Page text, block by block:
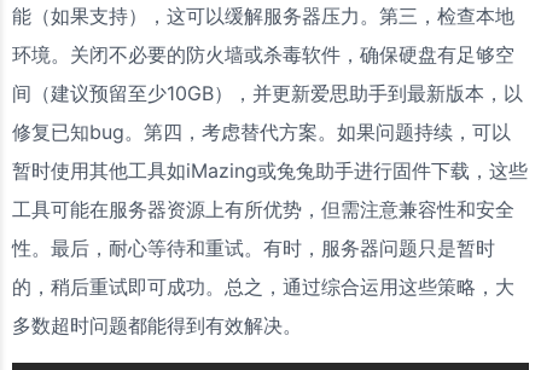
能（如果支持），这可以缓解服务器压力。第三，检查本地
环境。关闭不必要的防火墙或杀毒软件，确保硬盘有足够空
间（建议预留至少10GB），并更新爱思助手到最新版本，以
修复已知bug。第四，考虑替代方案。如果问题持续，可以
暂时使用其他工具如iMazing或兔兔助手进行固件下载，这些
工具可能在服务器资源上有所优势，但需注意兼容性和安全
性。最后，耐心等待和重试。有时，服务器问题只是暂时
的，稍后重试即可成功。总之，通过综合运用这些策略，大
多数超时问题都能得到有效解决。